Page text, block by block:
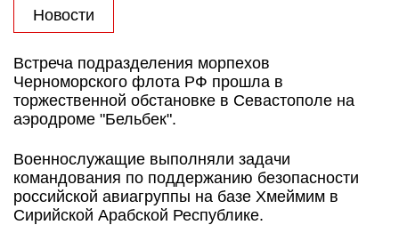
Новости
Встреча подразделения морпехов
Черноморского флота РФ прошла в
торжественной обстановке в Севастополе на
аэродроме "Бельбек".
Военнослужащие выполняли задачи
командования по поддержанию безопасности
российской авиагруппы на базе Хмеймим в
Сирийской Арабской Республике.